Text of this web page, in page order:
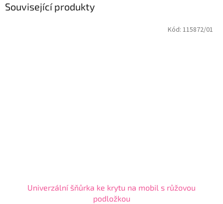
Související produkty
Univerzální šňůrka ke krytu na mobil s růžovou
podložkou
Kód: 115872/01